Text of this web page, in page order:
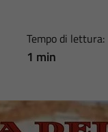
Tempo di lettura:
1 min